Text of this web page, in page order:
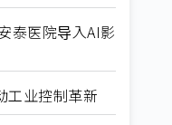
泰医院导入AI影
工业控制革新